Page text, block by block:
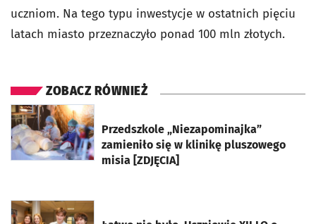
uczniom. Na tego typu inwestycje w ostatnich pięciu
latach miasto przeznaczyło ponad 100 mln złotych.
ZOBACZ RÓWNIEŻ
Przedszkole „Niezapominajka”
zamieniło się w klinikę pluszowego
misia [ZDJĘCIA]
otworzy się w nowej karcie
otworzy się w nowej karcie